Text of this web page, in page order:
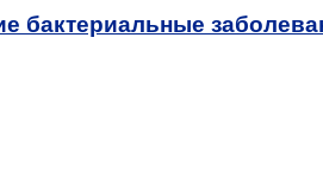
бактериальные